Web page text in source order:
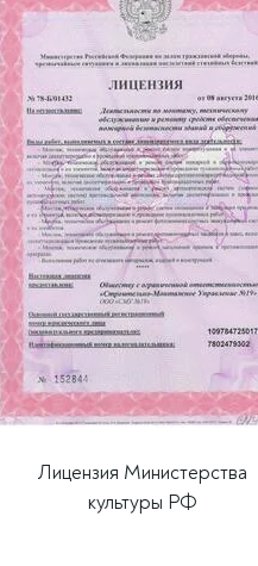
Лицензия Министерства
культуры РФ